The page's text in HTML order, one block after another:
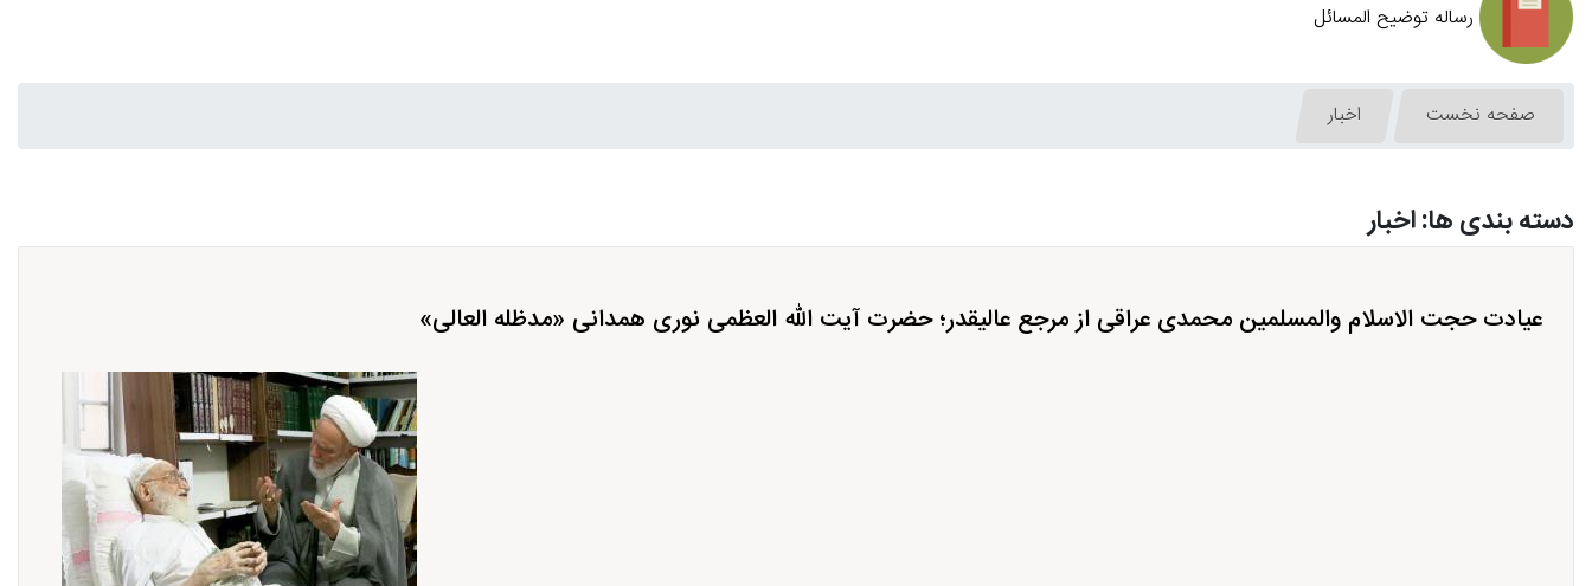
رساله توضیح المسائل
صفحه نخست اخبار
دسته بندی ها: اخبار
عیادت حجت الاسلام والمسلمین محمدی عراقی از مرجع عالیقدر؛ حضرت آیت الله العظمی نوری همدانی «مدظله العالی»